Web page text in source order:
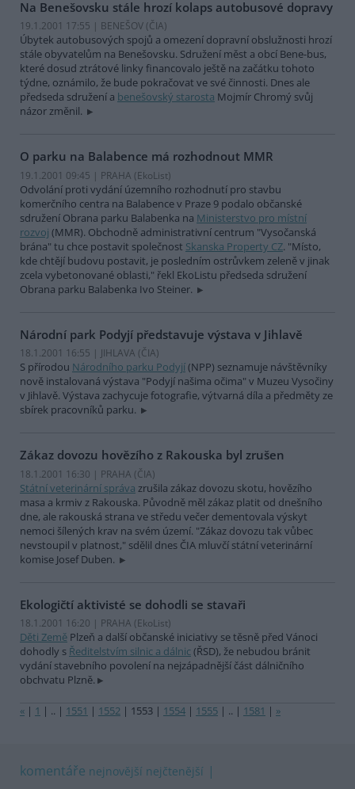
Na Benešovsku stále hrozí kolaps autobusové dopravy
19.1.2001 17:55 | BENEŠOV (ČIA)
Úbytek autobusových spojů a omezení dopravní obslužnosti hrozí
stále obyvatelům na Benešovsku. Sdružení měst a obcí Bene-bus,
které dosud ztrátové linky financovalo ještě na začátku tohoto
týdne, oznámilo, že bude pokračovat ve své činnosti. Dnes ale
předseda sdružení a benešovský starosta Mojmír Chromý svůj
názor změnil.
O parku na Balabence má rozhodnout MMR
19.1.2001 09:45 | PRAHA (EkoList)
Odvolání proti vydání územního rozhodnutí pro stavbu
komerčního centra na Balabence v Praze 9 podalo občanské
sdružení Obrana parku Balabenka na Ministerstvo pro místní
rozvoj (MMR). Obchodně administrativní centrum "Vysočanská
brána" tu chce postavit společnost Skanska Property CZ. "Místo,
kde chtějí budovu postavit, je posledním ostrůvkem zeleně v jinak
zcela vybetonované oblasti," řekl EkoListu předseda sdružení
Obrana parku Balabenka Ivo Steiner.
Národní park Podyjí představuje výstava v Jihlavě
18.1.2001 16:55 | JIHLAVA (ČIA)
S přírodou Národního parku Podyjí(NPP) seznamuje návštěvníky
nově instalovaná výstava "Podyjí našima očima" v Muzeu Vysočiny
v Jihlavě. Výstava zachycuje fotografie, výtvarná díla a předměty ze
sbírek pracovníků parku.
Zákaz dovozu hovězího z Rakouska byl zrušen
18.1.2001 16:30 | PRAHA (ČIA)
Státní veterinární správa zrušila zákaz dovozu skotu, hovězího
masa a krmiv z Rakouska. Původně měl zákaz platit od dnešního
dne, ale rakouská strana ve středu večer dementovala výskyt
nemoci šílených krav na svém území. "Zákaz dovozu tak vůbec
nevstoupil v platnost," sdělil dnes ČIA mluvčí státní veterinární
komise Josef Duben.
Ekologičtí aktivisté se dohodli se stavaři
18.1.2001 16:20 | PRAHA (EkoList)
Děti Země Plzeň a další občanské iniciativy se těsně před Vánoci
dohodly s Ředitelstvím silnic a dálnic(ŘSD), že nebudou bránit
vydání stavebního povolení na nejzápadnější část dálničního
obchvatu Plzně.
« | 1 | .. | 1551 | 1552 | 1553 | 1554 | 1555 | .. | 1581 | »
komentáře nejnovější nejčtenější